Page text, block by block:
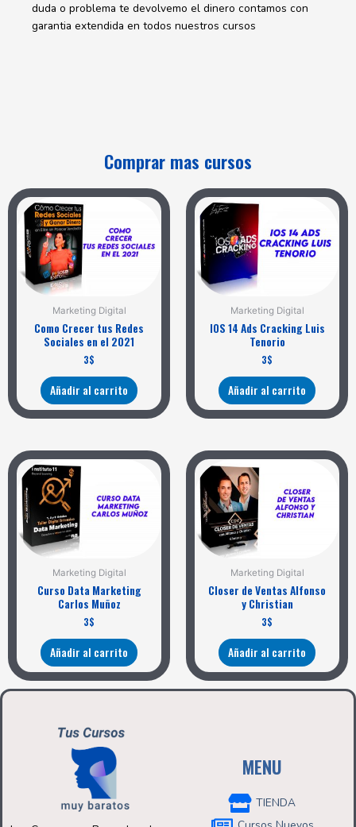
duda o problema te devolvemo el dinero contamos con
garantia extendida en todos nuestros cursos
Comprar mas cursos
Marketing Digital
Como Crecer tus Redes
Sociales en el 2021
3$
Añadir al carrito
Marketing Digital
IOS 14 Ads Cracking Luis
Tenorio
3$
Añadir al carrito
Marketing Digital
Curso Data Marketing
Carlos Muñoz
3$
Añadir al carrito
Marketing Digital
Closer de Ventas Alfonso
y Christian
3$
Añadir al carrito
MENU
TIENDA